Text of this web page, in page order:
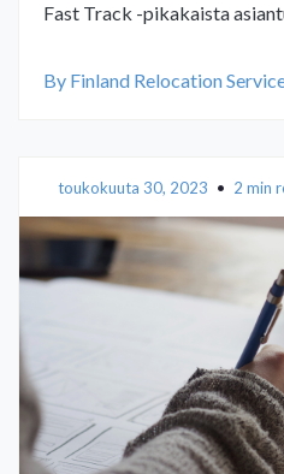
Fast Track -pikakaista
By Finland Relocation
toukokuuta 30, 2023 • 2 min